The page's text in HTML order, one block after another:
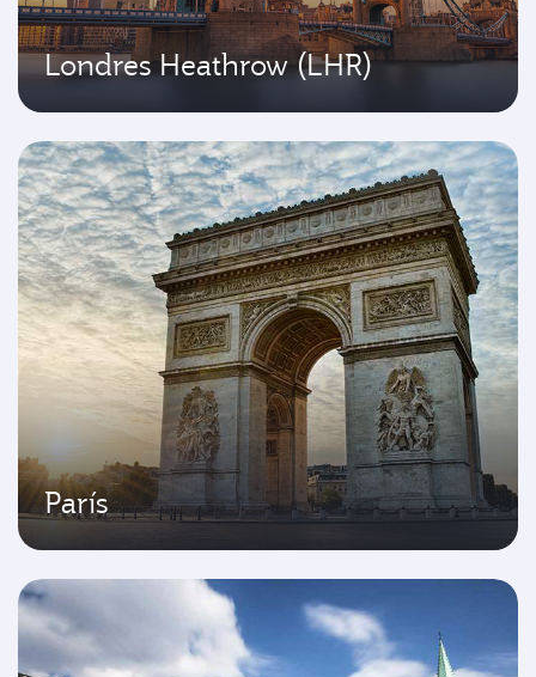
Londres Heathrow (LHR)
París